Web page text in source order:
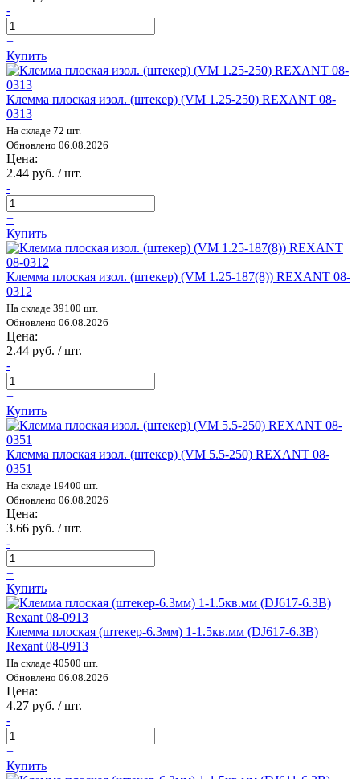
-
+
Купить
Клемма плоская изол. (штекер) (VM 1.25-250) REXANT 08-
0313
На складе 72 шт.
Обновлено 06.08.2026
Цена:
2.44 руб. / шт.
-
+
Купить
Клемма плоская изол. (штекер) (VM 1.25-187(8)) REXANT 08-
0312
На складе 39100 шт.
Обновлено 06.08.2026
Цена:
2.44 руб. / шт.
-
+
Купить
Клемма плоская изол. (штекер) (VM 5.5-250) REXANT 08-
0351
На складе 19400 шт.
Обновлено 06.08.2026
Цена:
3.66 руб. / шт.
-
+
Купить
Клемма плоская (штекер-6.3мм) 1-1.5кв.мм (DJ617-6.3B)
Rexant 08-0913
На складе 40500 шт.
Обновлено 06.08.2026
Цена:
4.27 руб. / шт.
-
+
Купить